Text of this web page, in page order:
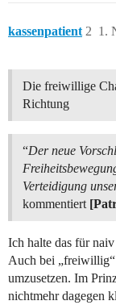
kassenpatient 1.
2
Die freiwillige
Richtung
“Der neue
Verteidigung
kommentiert
Ich halte das für
Auch bei
umzusetzen. Im
nichtmehr dagegen